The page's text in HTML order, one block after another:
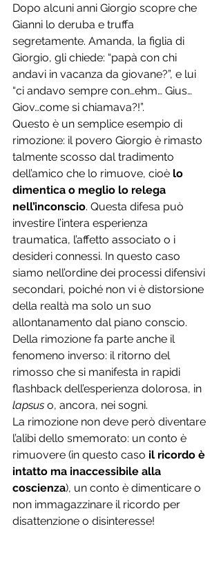
Dopo alcuni anni Giorgio scopre che
Gianni lo deruba e truffa
segretamente. Amanda, la figlia di
Giorgio, gli chiede: “papà con chi
andavi in vacanza da giovane?”, e lui
“ci andavo sempre con…ehm… Gius…
Giov…come si chiamava?!”.
Questo è un semplice esempio di
rimozione: il povero Giorgio è rimasto
talmente scosso dal tradimento
dell’amico che lo rimuove, cioè lo
dimentica o meglio lo relega
nell’inconscio. Questa difesa può
investire l’intera esperienza
traumatica, l’affetto associato o i
desideri connessi. In questo caso
siamo nell’ordine dei processi difensivi
secondari, poiché non vi è distorsione
della realtà ma solo un suo
allontanamento dal piano conscio.
Della rimozione fa parte anche il
fenomeno inverso: il ritorno del
rimosso che si manifesta in rapidi
flashback dell’esperienza dolorosa, in
lapsus o, ancora, nei sogni.
La rimozione non deve però diventare
l’alibi dello smemorato: un conto è
rimuovere (in questo caso il ricordo è
intatto ma inaccessibile alla
coscienza), un conto è dimenticare o
non immagazzinare il ricordo per
disattenzione o disinteresse!